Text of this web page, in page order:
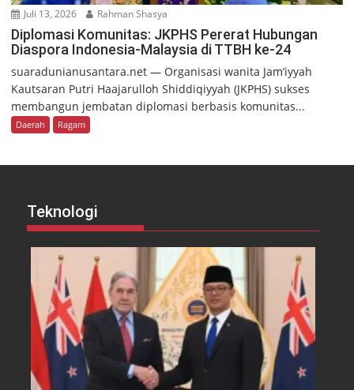
Juli 13, 2026 Rahman Shasya
Diplomasi Komunitas: JKPHS Pererat Hubungan
Diaspora Indonesia-Malaysia di TTBH ke-24
suaradunianusantara.net — Organisasi wanita Jam’iyyah
Kautsaran Putri Haajarulloh Shiddiqiyyah (JKPHS) sukses
membangun jembatan diplomasi berbasis komunitas...
Daerah Ragam
Teknologi